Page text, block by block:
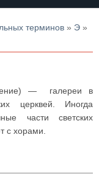
терминов » Э »
— галереи в
церквей. Иногда
части светских
с хорами.